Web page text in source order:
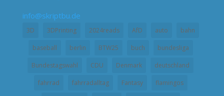
info@skriptbu.de
3D 3DPrinting 2024reads AfD auto bahn
baseball berlin BTW25 buch bundesliga
Bundestagswahl CDU Denmark deutschland
fahrrad fahrradalltag Fantasy flamingos